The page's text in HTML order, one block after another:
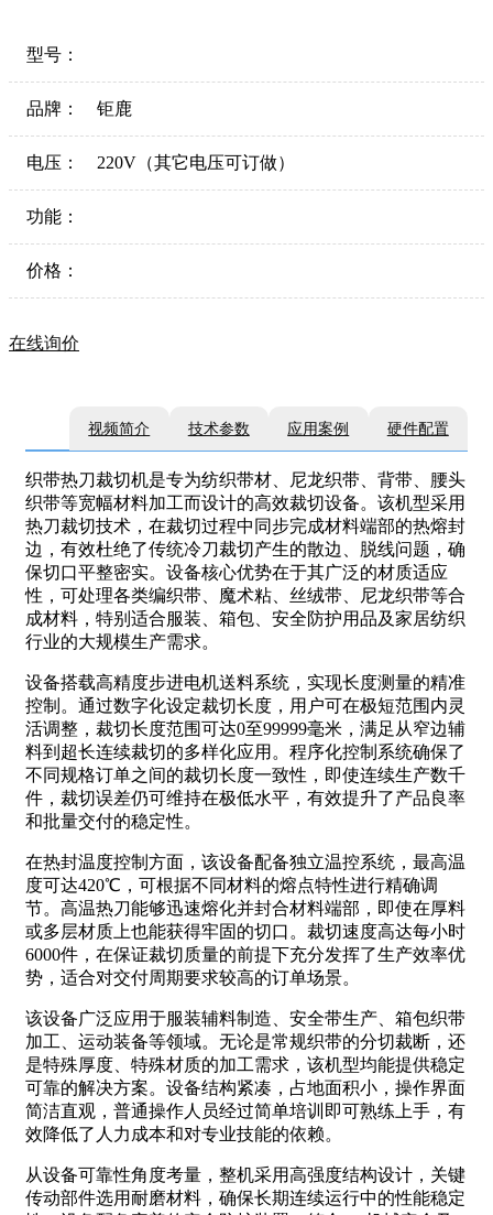
型号：
品牌： 钜鹿
电压： 220V（其它电压可订做）
功能：
价格：
在线询价
视频简介 技术参数 应用案例 硬件配置
织带热刀裁切机是专为纺织带材、尼龙织带、背带、腰头
织带等宽幅材料加工而设计的高效裁切设备。该机型采用
热刀裁切技术，在裁切过程中同步完成材料端部的热熔封
边，有效杜绝了传统冷刀裁切产生的散边、脱线问题，确
保切口平整密实。设备核心优势在于其广泛的材质适应
性，可处理各类编织带、魔术粘、丝绒带、尼龙织带等合
成材料，特别适合服装、箱包、安全防护用品及家居纺织
行业的大规模生产需求。
设备搭载高精度步进电机送料系统，实现长度测量的精准
控制。通过数字化设定裁切长度，用户可在极短范围内灵
活调整，裁切长度范围可达0至99999毫米，满足从窄边辅
料到超长连续裁切的多样化应用。程序化控制系统确保了
不同规格订单之间的裁切长度一致性，即使连续生产数千
件，裁切误差仍可维持在极低水平，有效提升了产品良率
和批量交付的稳定性。
在热封温度控制方面，该设备配备独立温控系统，最高温
度可达420℃，可根据不同材料的熔点特性进行精确调
节。高温热刀能够迅速熔化并封合材料端部，即使在厚料
或多层材质上也能获得牢固的切口。裁切速度高达每小时
6000件，在保证裁切质量的前提下充分发挥了生产效率优
势，适合对交付周期要求较高的订单场景。
该设备广泛应用于服装辅料制造、安全带生产、箱包织带
加工、运动装备等领域。无论是常规织带的分切裁断，还
是特殊厚度、特殊材质的加工需求，该机型均能提供稳定
可靠的解决方案。设备结构紧凑，占地面积小，操作界面
简洁直观，普通操作人员经过简单培训即可熟练上手，有
效降低了人力成本和对专业技能的依赖。
从设备可靠性角度考量，整机采用高强度结构设计，关键
传动部件选用耐磨材料，确保长期连续运行中的性能稳定